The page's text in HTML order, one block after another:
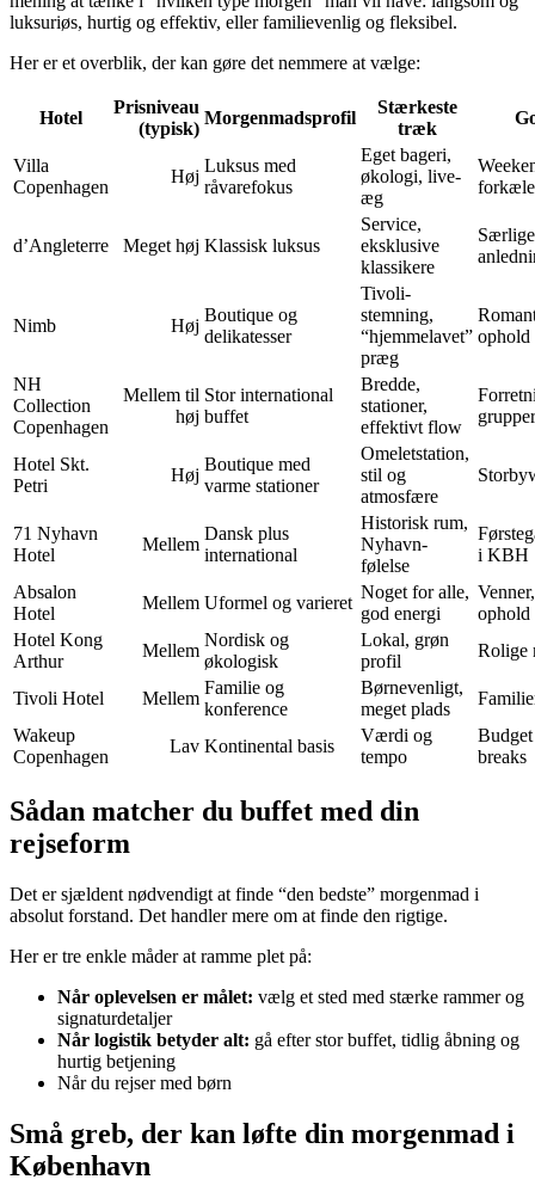
luksuriøs, hurtig og effektiv, eller familievenlig og fleksibel.
Her er et overblik, der kan gøre det nemmere at vælge:
Hotel
Prisniveau
(typisk)
Morgenmadsprofil
Stærkeste
træk
Villa
Copenhagen
Høj
Luksus med
råvarefokus
Eget bageri,
økologi, live-
æg
d’Angleterre Meget høj Klassisk luksus
Service,
eksklusive
klassikere
Særlige
Nimb Høj
Boutique og
delikatesser
Tivoli-
stemning,
“hjemmelavet”
præg
ophold
NH
Collection
Copenhagen
Mellem til
høj
Stor international
buffet
Bredde,
stationer,
effektivt flow
grupper
Hotel Skt.
Petri
Høj
Boutique med
varme stationer
Omeletstation,
stil og
atmosfære
71 Nyhavn
Hotel
Mellem
Dansk plus
international
Historisk rum,
Nyhavn-
følelse
i KBH
Absalon
Hotel
Mellem Uformel og varieret
Noget for alle,
god energi
ophold
Hotel Kong
Arthur
Mellem
Nordisk og
økologisk
Lokal, grøn
profil
Rolige
Tivoli Hotel Mellem
Familie og
konference
Børnevenligt,
meget plads
Wakeup
Copenhagen
Lav Kontinental basis
Værdi og
tempo
breaks
Sådan matcher du buffet med din
rejseform
Det er sjældent nødvendigt at finde “den bedste” morgenmad i
absolut forstand. Det handler mere om at finde den rigtige.
Her er tre enkle måder at ramme plet på:
Når oplevelsen er målet: vælg et sted med stærke rammer og
signaturdetaljer
Når logistik betyder alt: gå efter stor buffet, tidlig åbning og
hurtig betjening
Når du rejser med børn
Små greb, der kan løfte din morgenmad i
København